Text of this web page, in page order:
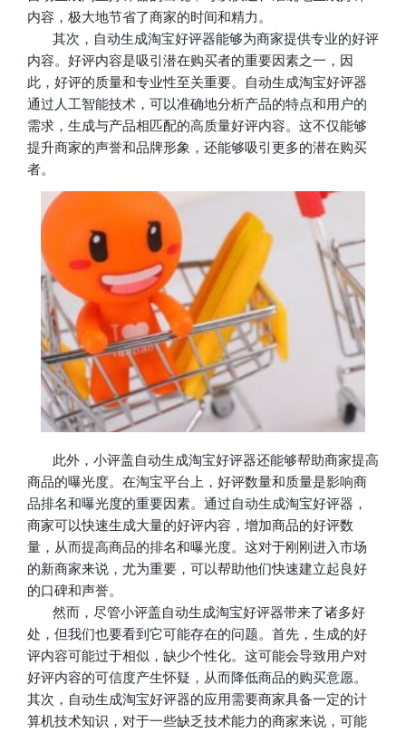
内容，极大地节省了商家的时间和精力。
其次，自动生成淘宝好评器能够为商家提供专业的好评
内容。好评内容是吸引潜在购买者的重要因素之一，因
此，好评的质量和专业性至关重要。自动生成淘宝好评器
通过人工智能技术，可以准确地分析产品的特点和用户的
需求，生成与产品相匹配的高质量好评内容。这不仅能够
提升商家的声誉和品牌形象，还能够吸引更多的潜在购买
者。
此外，小评盖自动生成淘宝好评器还能够帮助商家提高
商品的曝光度。在淘宝平台上，好评数量和质量是影响商
品排名和曝光度的重要因素。通过自动生成淘宝好评器，
商家可以快速生成大量的好评内容，增加商品的好评数
量，从而提高商品的排名和曝光度。这对于刚刚进入市场
的新商家来说，尤为重要，可以帮助他们快速建立起良好
的口碑和声誉。
然而，尽管小评盖自动生成淘宝好评器带来了诸多好
处，但我们也要看到它可能存在的问题。首先，生成的好
评内容可能过于相似，缺少个性化。这可能会导致用户对
好评内容的可信度产生怀疑，从而降低商品的购买意愿。
其次，自动生成淘宝好评器的应用需要商家具备一定的计
算机技术知识，对于一些缺乏技术能力的商家来说，可能